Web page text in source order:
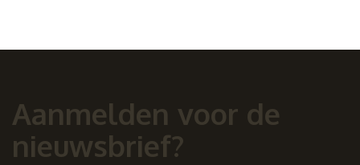
Aanmelden voor de
nieuwsbrief?